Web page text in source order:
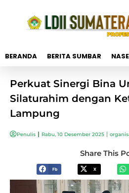
BERANDA BERITA SUMBAR
Perkuat Sinergi Bina
Silaturahim dengan
Lampung
Penulis Rabu, 10 Desember 2025
Share This
Fb X